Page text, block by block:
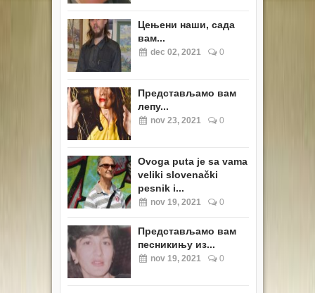
Цењени наши, сада
вам...
dec 02, 2021 0
Представљамо вам
лепу...
nov 23, 2021 0
Ovoga puta je sa vama
veliki slovenački
pesnik i...
nov 19, 2021 0
Представљамо вам
песникињу из...
nov 19, 2021 0